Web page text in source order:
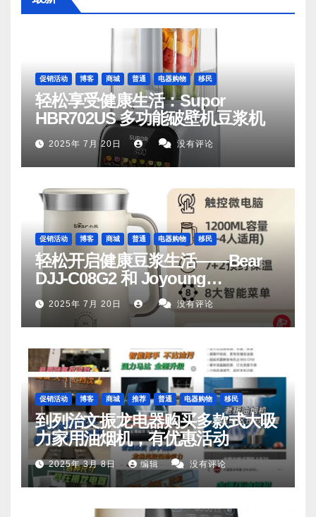
促销活动 博客 商城 普通 电器购物 移民
轻松享受健康生活：Supor
HBR702US 多功能破壁机豆浆机
2025年 7月 20日 没有评论
促销活动 博客 商城 普通 电器购物 移民
轻松开启健康豆浆生活——Bear
DJJ‑C08G2 和 Joyoung
DJ06M‑D53，你值得拥有
2025年 7月 20日 没有评论
促销活动 博客 商城 推荐 普通 电器购物 移民
到列治文振龙电器购买多款式大吸
力家用油烟机，有优惠活动
2025年 3月 8日 编辑 没有评论